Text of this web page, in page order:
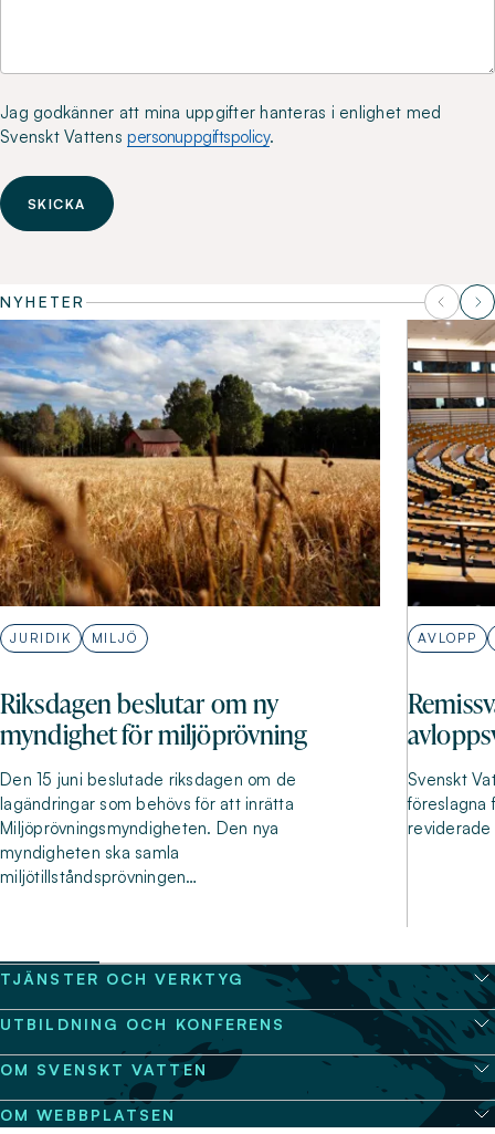
Jag godkänner att mina uppgifter hanteras i enlighet med
Svenskt Vattenspersonuppgiftspolicy.
SKICKA
NYHETER
JURIDIK MILJÖ
Riksdagen beslutar om ny
myndighet för miljöprövning
Den 15 juni beslutade riksdagen om de
lagändringar som behövs för att inrätta
Miljöprövningsmyndigheten. Den nya
myndigheten ska samla
miljötillståndsprövningen…
AVLOPP
Svenskt
föreslagna
reviderade
TJÄNSTER OCH VERKTYG
UTBILDNING OCH KONFERENS
OM SVENSKT VATTEN
OM WEBBPLATSEN